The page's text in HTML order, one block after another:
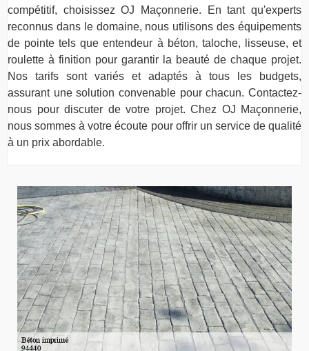
compétitif, choisissez OJ Maçonnerie. En tant qu'experts
reconnus dans le domaine, nous utilisons des équipements
de pointe tels que entendeur à béton, taloche, lisseuse, et
roulette à finition pour garantir la beauté de chaque projet.
Nos tarifs sont variés et adaptés à tous les budgets,
assurant une solution convenable pour chacun. Contactez-
nous pour discuter de votre projet. Chez OJ Maçonnerie,
nous sommes à votre écoute pour offrir un service de qualité
à un prix abordable.